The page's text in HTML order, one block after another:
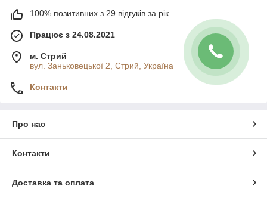
100% позитивних з 29 відгуків за рік
Працює з 24.08.2021
м. Стрий
вул. Заньковецької 2, Стрий, Україна
Контакти
Про нас
Контакти
Доставка та оплата